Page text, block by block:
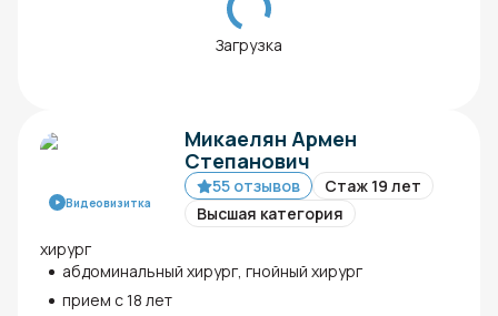
Загрузка
Видеовизитка
Микаелян Армен
Степанович
55 отзывов
Стаж 19 лет
Высшая категория
хирург
абдоминальный хирург, гнойный хирург
прием с 18 лет